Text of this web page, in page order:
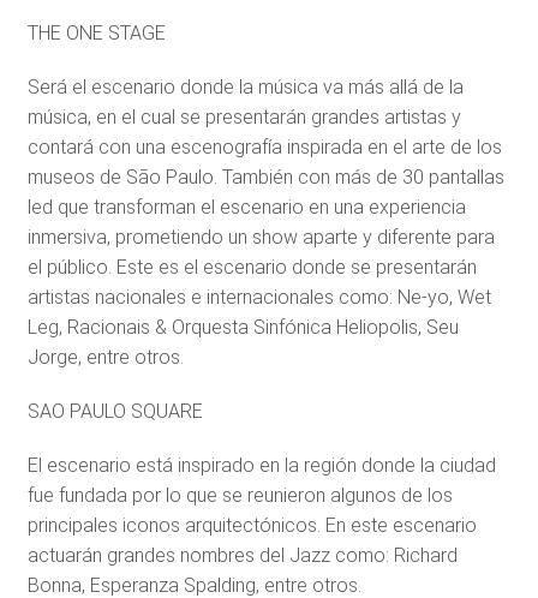
THE ONE STAGE
Será el escenario donde la música va más allá de la
música, en el cual se presentarán grandes artistas y
contará con una escenografía inspirada en el arte de los
museos de São Paulo. También con más de 30 pantallas
led que transforman el escenario en una experiencia
inmersiva, prometiendo un show aparte y diferente para
el público. Este es el escenario donde se presentarán
artistas nacionales e internacionales como: Ne-yo, Wet
Leg, Racionais & Orquesta Sinfónica Heliopolis, Seu
Jorge, entre otros.
SAO PAULO SQUARE
El escenario está inspirado en la región donde la ciudad
fue fundada por lo que se reunieron algunos de los
principales iconos arquitectónicos. En este escenario
actuarán grandes nombres del Jazz como: Richard
Bonna, Esperanza Spalding, entre otros.